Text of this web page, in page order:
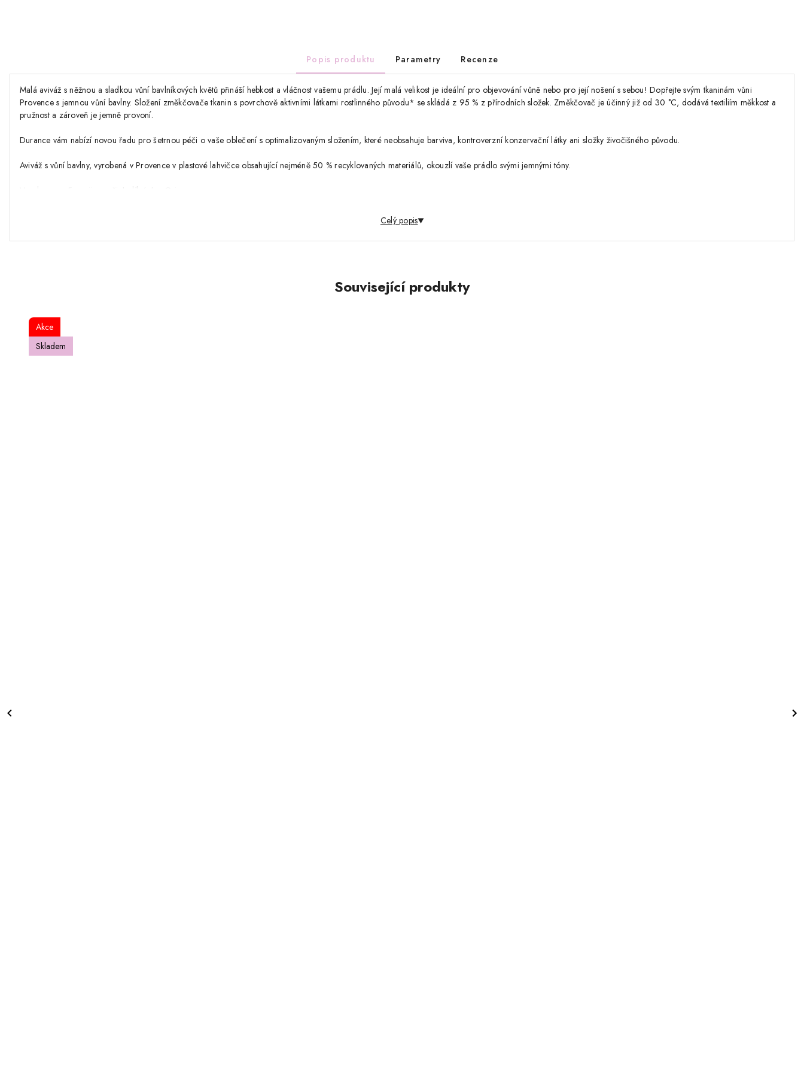
Popis produktu Parametry Recenze
Malá aviváž s něžnou a sladkou vůní bavlníkových květů přináší hebkost a vláčnost vašemu prádlu. Její malá velikost je ideální pro objevování vůně nebo pro její nošení s sebou! Dopřejte svým tkaninám vůni
Provence s jemnou vůní bavlny. Složení změkčovače tkanin s povrchově aktivními látkami rostlinného původu* se skládá z 95 % z přírodních složek. Změkčovač je účinný již od 30 °C, dodává textiliím měkkost a
pružnost a zároveň je jemně provoní.
Durance vám nabízí novou řadu pro šetrnou péči o vaše oblečení s optimalizovaným složením, které neobsahuje barviva, kontroverzní konzervační látky ani složky živočišného původu.
Aviváž s vůní bavlny, vyrobená v Provence v plastové lahvičce obsahující nejméně 50 % recyklovaných materiálů, okouzlí vaše prádlo svými jemnými tóny.
Vyrobeno ve Francii, v našich dílnách v Grignanu
Celý popis
Související produkty
Akce
Skladem